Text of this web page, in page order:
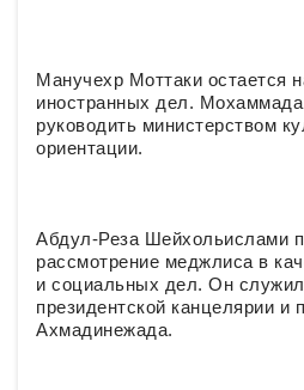
Манучехр Моттаки остается
иностранных дел.
руководить министерством
ориентации.
Абдул-Реза Шейхольислами
рассмотрение меджлиса в
и социальных дел. Он служил
президентской канцелярии и
Ахмадинежада.